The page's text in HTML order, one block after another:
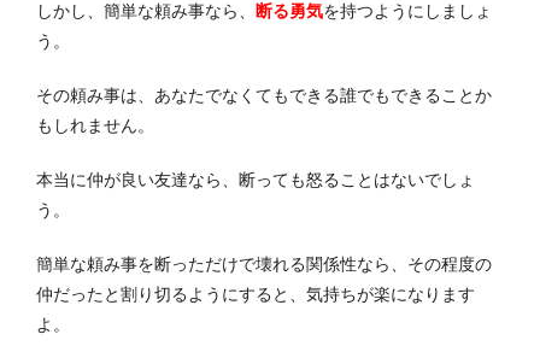
しかし、簡単な頼み事なら、 断る勇気を持つようにしましょ
う。
その頼み事は、あなたでなくてもできる誰でもできることか
もしれません。
本当に仲が良い友達なら、断っても怒ることはないでしょ
う。
簡単な頼み事を断っただけで壊れる関係性なら、その程度の
仲だったと割り切るようにすると、気持ちが楽になります
よ。